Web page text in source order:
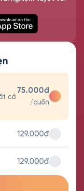
cả
75.000đ
/cuốn
129.000đ
129.000đ